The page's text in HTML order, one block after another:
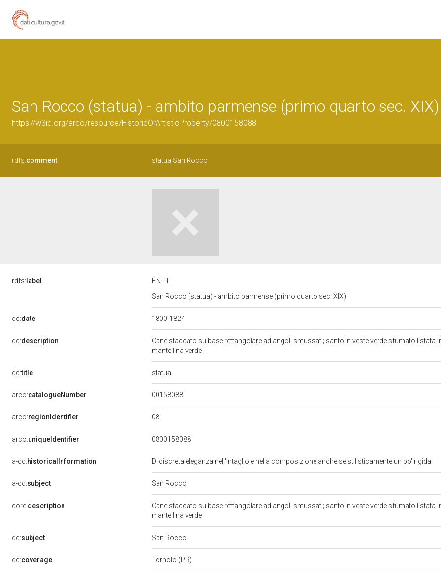
San Rocco (statua) - ambito parmense (primo quarto sec. XIX)
https://w3id.org/arco/resource/HistoricOrArtisticProperty/0800158088
rdfs:comment statua San Rocco
rdfs: label EN
IT
San Rocco (statua) - ambito parmense (primo quarto sec. XIX)
dc:date 1800-1824
dc:description
Cane staccato su base rettangolare ad angoli smussati; santo in veste verde sfumato listata
mantellina verde
dc:title statua
arco:catalogueNumber 00158088
arco:regionIdentifier 08
arco:uniqueIdentifier 0800158088
a-cd:historicalInformation Di discreta eleganza nell'intaglio e nella composizione anche se stilisticamente un po' rigida
a-cd:subject San Rocco
core:description
Cane staccato su base rettangolare ad angoli smussati; santo in veste verde sfumato listata
mantellina verde
dc:subject San Rocco
dc:coverage Tornolo (PR)